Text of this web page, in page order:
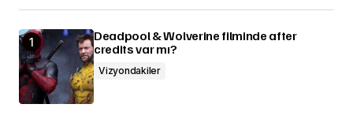
Deadpool & Wolverine filminde after
credits var mı?
Vizyondakiler